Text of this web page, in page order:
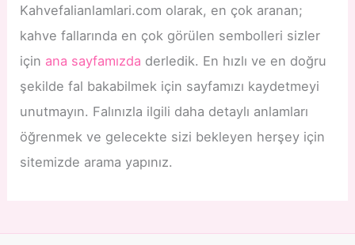
Kahvefalianlamlari.com olarak, en çok aranan;
kahve fallarında en çok görülen sembolleri sizler
için ana sayfamızda derledik. En hızlı ve en doğru
şekilde fal bakabilmek için sayfamızı kaydetmeyi
unutmayın. Falınızla ilgili daha detaylı anlamları
öğrenmek ve gelecekte sizi bekleyen herşey için
sitemizde arama yapınız.